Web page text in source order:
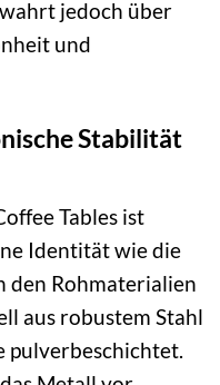
jedoch über
und
Stabilität
Tables ist
Identität wie die
Rohmaterialien
aus robustem Stahl
pulverbeschichtet.